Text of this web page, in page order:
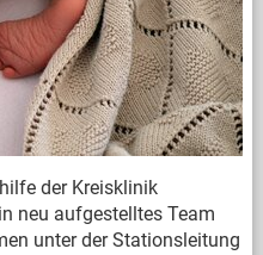
der Kreisklinik
neu aufgestelltes Team
unter der Stationsleitung